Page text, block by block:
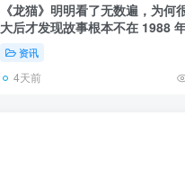
《龙猫》明明看了无数遍，为何
大后才发现故事根本不在 1988
资讯
4天前